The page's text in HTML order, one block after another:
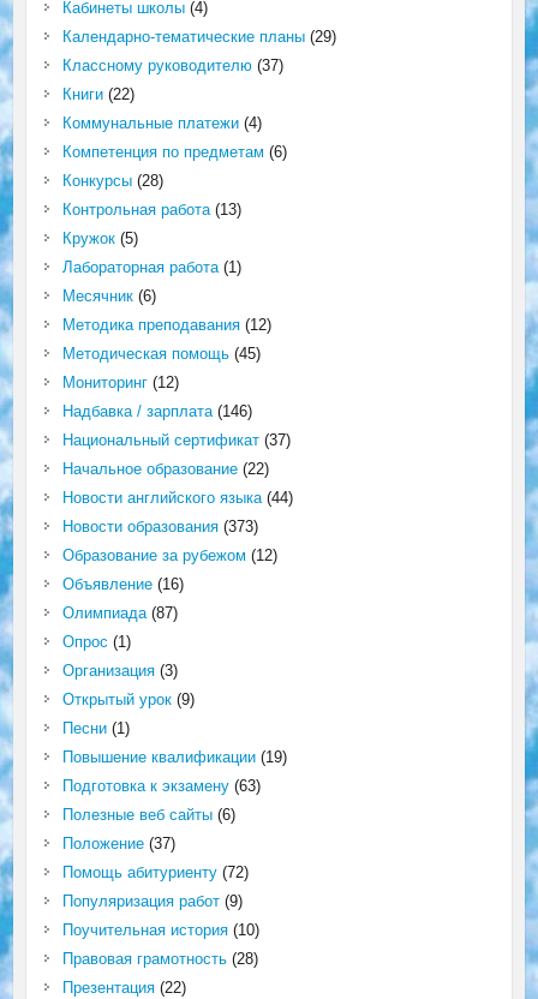
Кабинеты школы(4)
Календарно-тематические планы(29)
Классному руководителю(37)
Книги(22)
Коммунальные платежи(4)
Компетенция по предметам (6)
Конкурсы(28)
Контрольная работа(13)
Кружок(5)
Лабораторная работа(1)
Месячник(6)
Методика преподавания(12)
Методическая помощь(45)
Мониторинг(12)
Надбавка / зарплата(146)
Национальный сертификат(37)
Начальное образование(22)
Новости английского языка(44)
Новости образования(373)
Образование за рубежом (12)
Объявление(16)
Олимпиада(87)
Опрос (1)
Организация(3)
Открытый урок(9)
Песни(1)
Повышение квалификации(19)
Подготовка к экзамену(63)
Полезные веб сайты(6)
Положение(37)
Помощь абитуриенту(72)
Популяризация работ(9)
Поучительная история(10)
Правовая грамотность(28)
Презентация(22)